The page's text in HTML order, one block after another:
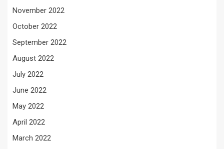
November 2022
October 2022
September 2022
August 2022
July 2022
June 2022
May 2022
April 2022
March 2022